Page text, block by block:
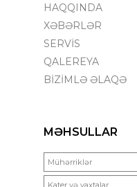
HAQQINDA
XƏBƏRLƏR
SERVİS
QALEREYA
BİZİMLƏ ƏLAQƏ
MƏHSULLAR
Mühərriklər
Kater və yaxtalar